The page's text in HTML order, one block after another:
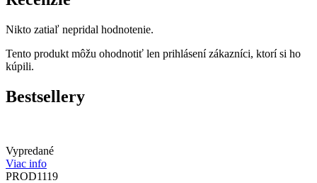
Nikto zatiaľ nepridal hodnotenie.
Tento produkt môžu ohodnotiť len prihlásení zákazníci, ktorí si ho
kúpili.
Bestsellery
Vypredané
Viac info
PROD1119